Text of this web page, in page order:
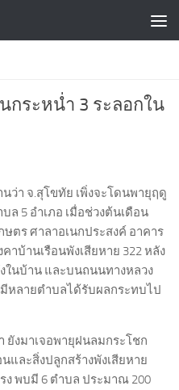
กระหน่ำ 3 ระลอกใน
นว่า จ.สุโขทัย เพิ่งจะโดนพายุฤดู
5 อำเภอ เมื่อช่วงต้นเดือน
ษตร ศาลาอเนกประสงค์ อาคาร
าบ้านเรือนพังเสียหาย 322 หลัง
นบ้าน และบนถนนทางหลวง
มีหลายตำบลได้รับผลกระทบไป
ยังมาเจอพายุฝนลมกระโชก
และสิ่งปลูกสร้างพังเสียหาย
ง พบมี 6 ตำบล ประมาณ 200